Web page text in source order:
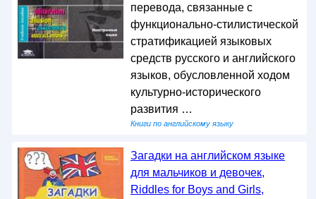
перевода, связанные с
функционально-стилистической
стратификацией языковых
средств русского и английского
языков, обусловленной ходом
культурно-исторического
развития …
Книги по английскому языку
Загадки на английском языке
для мальчиков и девочек,
Riddles for Boys and Girls,